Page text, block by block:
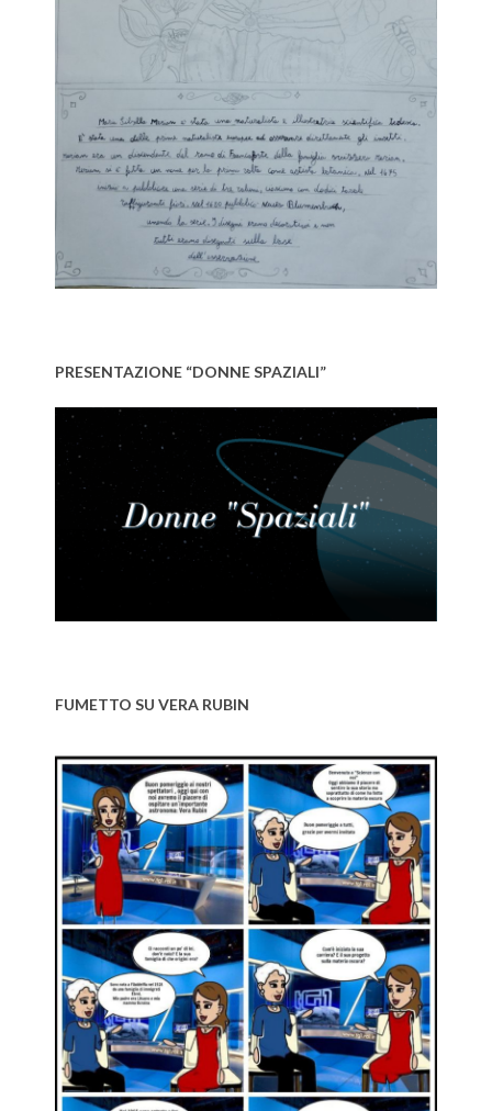
PRESENTAZIONE “DONNE SPAZIALI”
FUMETTO SU VERA RUBIN